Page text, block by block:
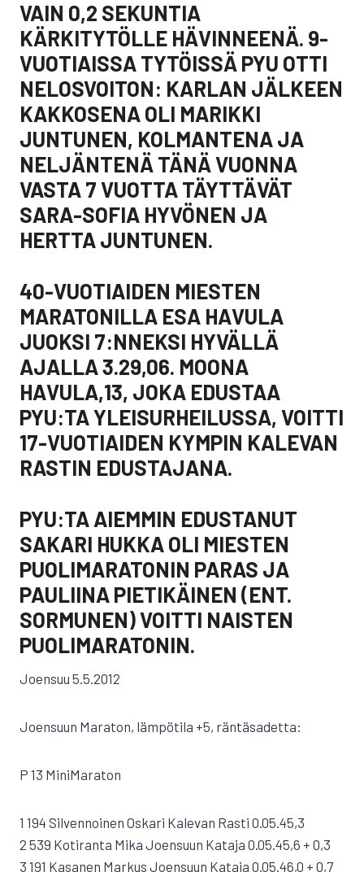
VAIN 0,2 SEKUNTIA
KÄRKITYTÖLLE HÄVINNEENÄ. 9-
VUOTIAISSA TYTÖISSÄ PYU OTTI
NELOSVOITON: KARLAN JÄLKEEN
KAKKOSENA OLI MARIKKI
JUNTUNEN, KOLMANTENA JA
NELJÄNTENÄ TÄNÄ VUONNA
VASTA 7 VUOTTA TÄYTTÄVÄT
SARA-SOFIA HYVÖNEN JA
HERTTA JUNTUNEN.
40-VUOTIAIDEN MIESTEN
MARATONILLA ESA HAVULA
JUOKSI 7:NNEKSI HYVÄLLÄ
AJALLA 3.29,06. MOONA
HAVULA,13, JOKA EDUSTAA
PYU:TA YLEISURHEILUSSA, VOITTI
17-VUOTIAIDEN KYMPIN KALEVAN
RASTIN EDUSTAJANA.
PYU:TA AIEMMIN EDUSTANUT
SAKARI HUKKA OLI MIESTEN
PUOLIMARATONIN PARAS JA
PAULIINA PIETIKÄINEN (ENT.
SORMUNEN) VOITTI NAISTEN
PUOLIMARATONIN.
Joensuu 5.5.2012
Joensuun Maraton, lämpötila +5, räntäsadetta:
P 13 MiniMaraton
1 194 Silvennoinen Oskari Kalevan Rasti 0.05.45,3
2 539 Kotiranta Mika Joensuun Kataja 0.05.45,6 + 0,3
3 191 Kasanen Markus Joensuun Kataja 0.05.46,0 + 0,7